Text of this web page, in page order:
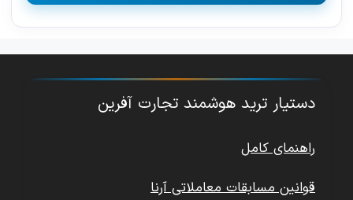
دستیار ترید هوشمند تجارت آفرین
راهنمای کامل
قوانین مسابقات معاملاتی آرنا